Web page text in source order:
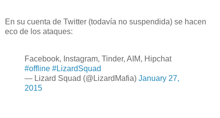
En su cuenta de Twitter (todavía no suspendida) se hacen
eco de los ataques:
Facebook, Instagram, Tinder, AIM, Hipchat
#offline #LizardSquad
— Lizard Squad (@LizardMafia) January 27,
2015